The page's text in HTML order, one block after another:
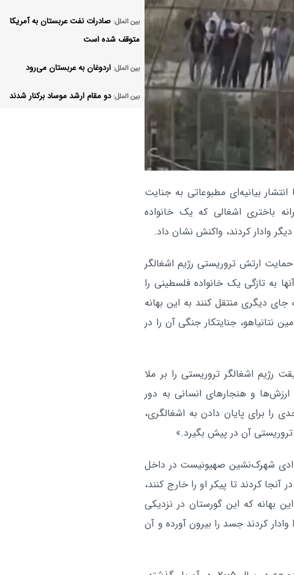
بیانیه‌ای مطبوعاتی به جنایت
باختری اشغالی که یک خانواده
وادار کردند، واکنش نشان داد.
ارتش تروریستی رژیم اشغالگر
به تازگی یک خانواده فلسطینی را
او را به جای دیگری منتقل کنند به این بهانه
نتانیاهو، جنایتکار جنگی آن را در
رژیم اشغالگر تروریستی را بر ملا
و هنجارهای انسانی به دور
برای پایان دادن به اشغالگری،
آن در پیش بگیرد.»
شهرک‌نشین صهیونیست در داخل
کردند تا پیکر او را خارج کنند،
بهانه که این گورستان در نزدیکی
کردند جسد را بیرون آورده و آن
بین الملل: صادرات نفت عربستان به آمریکا
متوقف شده است
بین الملل: اردوغان به عربستان می‌رود
بین الملل: دو مقام ارشد موساد برکنار شدند